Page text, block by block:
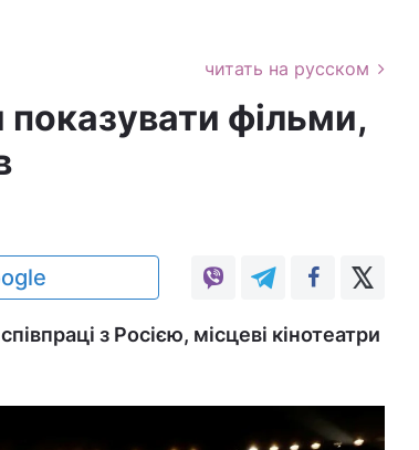
читать на русском
фільми,
з Росією, місцеві кінотеатри